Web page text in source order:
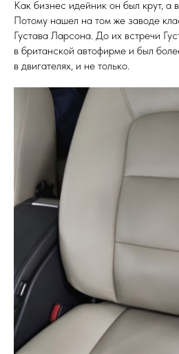
Как бизнес идейник он был крут, а
Потому нашел на том же заводе
Густава Ларсона. До их встречи
в британской автофирме и был
в двигателях, и не только.